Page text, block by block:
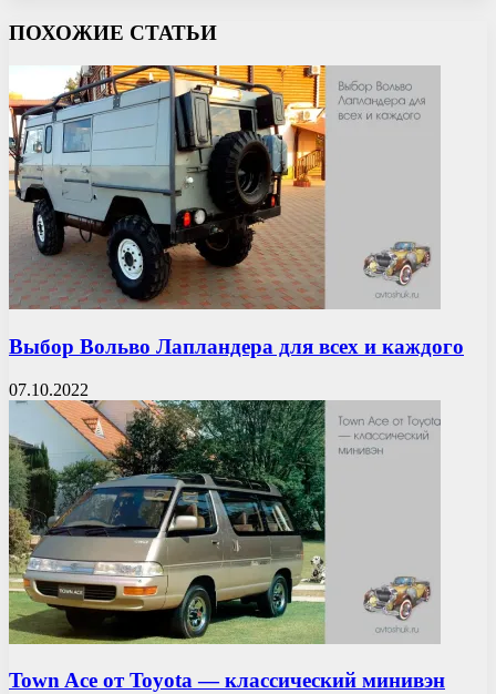
ПОХОЖИЕ СТАТЬИ
Выбор Вольво Лапландера для всех и каждого
07.10.2022
Town Ace от Toyota — классический минивэн